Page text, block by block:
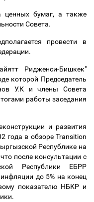
ценных бумаг, а также
Совета.
провести в
Ридженси-Бишкек"
которой Председатель
У.К и члены Совета
работы заседания
и развития
года в обзоре Transition
Республике на
после консультации с
Республики ЕБРР
до 5% на конец
показателю НБКР и